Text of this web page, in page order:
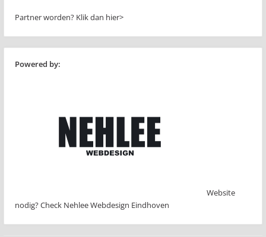
Partner worden? Klik dan hier>
Powered by:
Website
nodig? Check Nehlee Webdesign Eindhoven